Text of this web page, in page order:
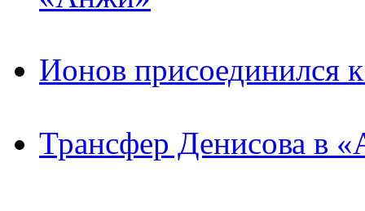
Ионов присоединился
Трансфер Денисова в